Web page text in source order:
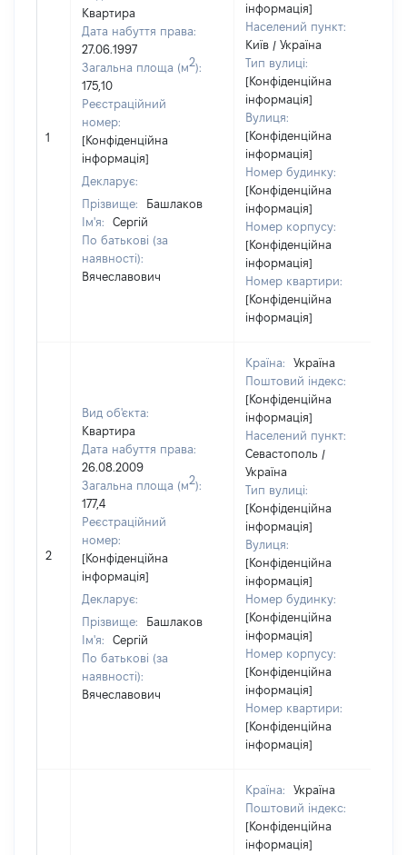
1
Квартира
Дата набуття права:
27.06.1997
Загальна площа (м2):
175,10
Реєстраційний
номер:
[Конфіденційна
інформація]
Декларує:
Прізвище:
Башлаков
Ім'я:
Сергій
По батькові (за
наявності):
Вячеславович
інформація]
Населений пункт:
Київ / Україна
Тип вулиці:
[Конфіденційна
інформація]
Вулиця:
[Конфіденційна
інформація]
Номер будинку:
[Конфіденційна
інформація]
Номер корпусу:
[Конфіденційна
інформація]
Номер квартири:
[Конфіденційна
інформація]
2
Вид об'єкта:
Квартира
Дата набуття права:
26.08.2009
Загальна площа (м2):
177,4
Реєстраційний
номер:
[Конфіденційна
інформація]
Декларує:
Прізвище:
Башлаков
Ім'я:
Сергій
По батькові (за
наявності):
Вячеславович
Країна:
Україна
Поштовий індекс:
[Конфіденційна
інформація]
Населений пункт:
Севастополь /
Україна
Тип вулиці:
[Конфіденційна
інформація]
Вулиця:
[Конфіденційна
інформація]
Номер будинку:
[Конфіденційна
інформація]
Номер корпусу:
[Конфіденційна
інформація]
Номер квартири:
[Конфіденційна
інформація]
Країна:
Україна
Поштовий індекс:
[Конфіденційна
інформація]